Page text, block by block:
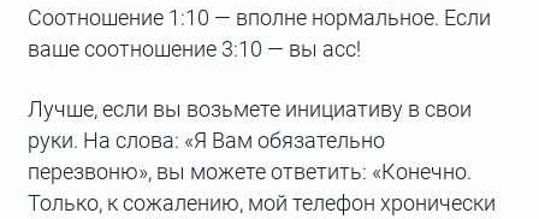
Соотношение 1:10 — вполне нормальное. Если
ваше соотношение 3:10 — вы асс!
Лучше, если вы возьмете инициативу в свои
руки. На слова: «Я Вам обязательно
перезвоню», вы можете ответить: «Конечно.
Только, к сожалению, мой телефон хронически